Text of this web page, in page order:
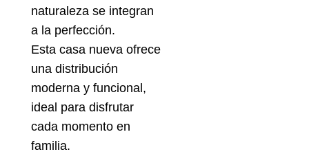
naturaleza se integran
a la perfección.
Esta casa nueva ofrece
una distribución
moderna y funcional,
ideal para disfrutar
cada momento en
familia.